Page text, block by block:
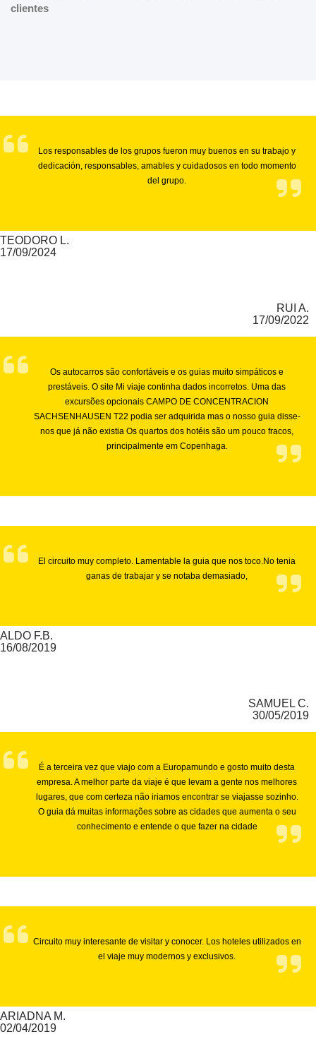
clientes
Los responsables de los grupos fueron muy buenos en su trabajo y
dedicación, responsables, amables y cuidadosos en todo momento
del grupo.
TEODORO L.
17/09/2024
RUI A.
17/09/2022
Os autocarros são confortáveis e os guias muito simpáticos e
prestáveis. O site Mi viaje continha dados incorretos. Uma das
excursões opcionais CAMPO DE CONCENTRACION
SACHSENHAUSEN T22 podia ser adquirida mas o nosso guia disse-
nos que já não existia Os quartos dos hotéis são um pouco fracos,
principalmente em Copenhaga.
El circuito muy completo. Lamentable la guia que nos toco.No tenia
ganas de trabajar y se notaba demasiado,
ALDO F.B.
16/08/2019
SAMUEL C.
30/05/2019
É a terceira vez que viajo com a Europamundo e gosto muito desta
empresa. A melhor parte da viaje é que levam a gente nos melhores
lugares, que com certeza não iriamos encontrar se viajasse sozinho.
O guia dá muitas informações sobre as cidades que aumenta o seu
conhecimento e entende o que fazer na cidade
Circuito muy interesante de visitar y conocer. Los hoteles utilizados en
el viaje muy modernos y exclusivos.
ARIADNA M.
02/04/2019